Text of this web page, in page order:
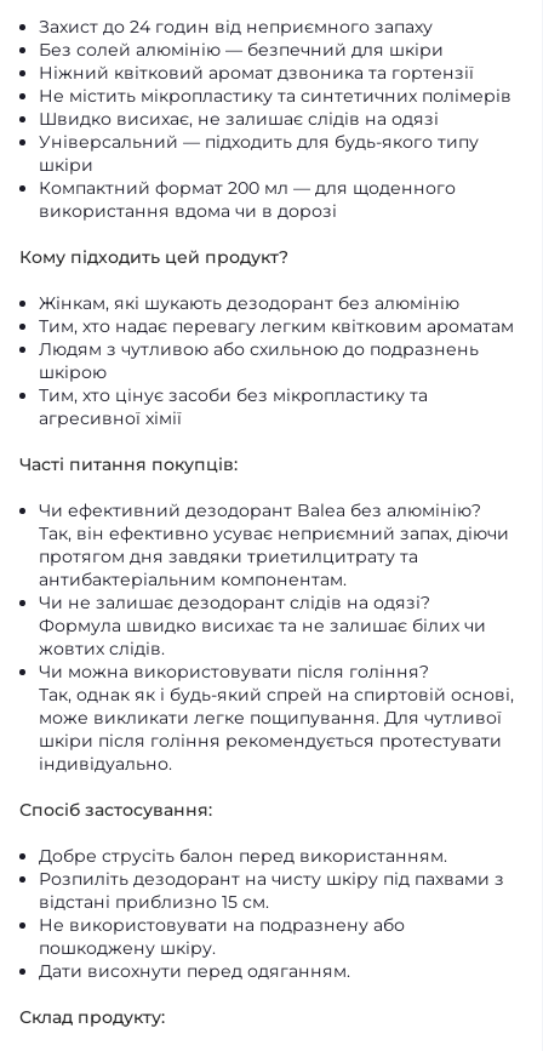
Захист до 24 годин від неприємного запаху
Без солей алюмінію — безпечний для шкіри
Ніжний квітковий аромат дзвоника та гортензії
Не містить мікропластику та синтетичних полімерів
Швидко висихає, не залишає слідів на одязі
Універсальний — підходить для будь-якого типу
шкіри
Компактний формат 200 мл — для щоденного
використання вдома чи в дорозі
Кому підходить цей продукт?
Жінкам, які шукають дезодорант без алюмінію
Тим, хто надає перевагу легким квітковим ароматам
Людям з чутливою або схильною до подразнень
шкірою
Тим, хто цінує засоби без мікропластику та
агресивної хімії
Часті питання покупців:
Чи ефективний дезодорант Balea без алюмінію?
Так, він ефективно усуває неприємний запах, діючи
протягом дня завдяки триетилцитрату та
антибактеріальним компонентам.
Чи не залишає дезодорант слідів на одязі?
Формула швидко висихає та не залишає білих чи
жовтих слідів.
Чи можна використовувати після гоління?
Так, однак як і будь-який спрей на спиртовій основі,
може викликати легке пощипування. Для чутливої
шкіри після гоління рекомендується протестувати
індивідуально.
Спосіб застосування:
Добре струсіть балон перед використанням.
Розпиліть дезодорант на чисту шкіру під пахвами з
відстані приблизно 15 см.
Не використовувати на подразнену або
пошкоджену шкіру.
Дати висохнути перед одяганням.
Склад продукту: